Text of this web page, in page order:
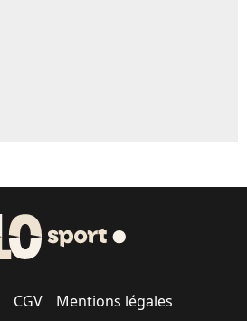
CGV Mentions légales